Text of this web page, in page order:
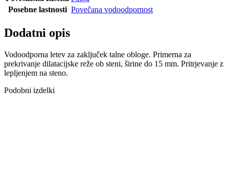
Posebne lastnosti Povečana vodoodpornost
Dodatni opis
Vodoodporna letev za zaključek talne obloge. Primerna za
prekrivanje dilatacijske reže ob steni, širine do 15 mm. Pritrjevanje z
lepljenjem na steno.
Podobni izdelki